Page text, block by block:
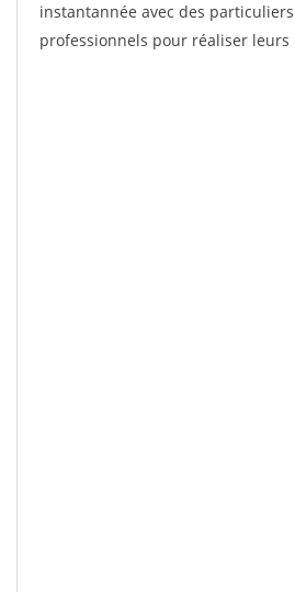
instantannée avec des
professionnels pour réaliser leurs